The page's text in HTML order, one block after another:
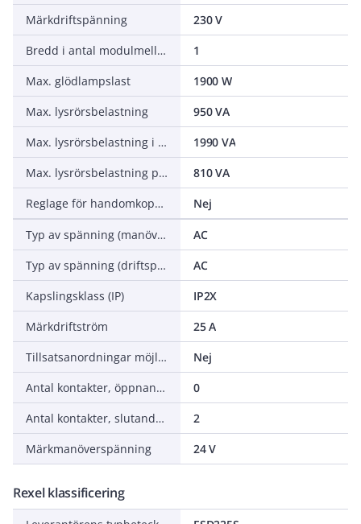
Märkdriftspänning
230 V
Bredd i antal modulmellanrum
1
Max. glödlampslast
1900 W
Max. lysrörsbelastning
950 VA
Max. lysrörsbelastning i Duo-koppling
1990 VA
Max. lysrörsbelastning parallellkompenserad
810 VA
Reglage för handomkopplare
Nej
Typ av spänning (manöverspänning)
AC
Typ av spänning (driftspänning)
AC
Kapslingsklass (IP)
IP2X
Märkdriftström
25 A
Tillsatsanordningar möjliga
Nej
Antal kontakter, öppnande (NC - normalt stängda)
0
Antal kontakter, slutande (NO - normalt öppna)
2
Märkmanöverspänning
24 V
Rexel klassificering